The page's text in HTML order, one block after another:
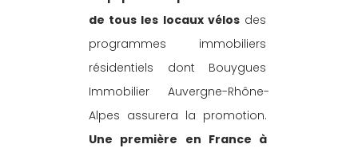
de tous les locaux vélos des
programmes immobiliers
résidentiels dont Bouygues
Immobilier Auvergne-Rhône-
Alpes assurera la promotion.
Une première en France à